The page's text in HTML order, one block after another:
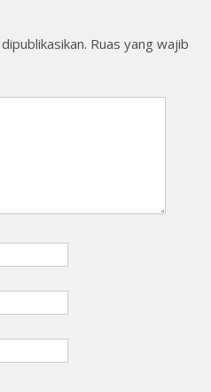
Ruas yang wajib